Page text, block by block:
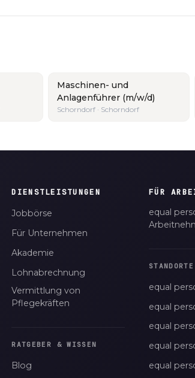
Maschinen- und
Anlagenführer (m/w/d)
Schorndorf · Schorndorf
DIENSTLEISTUNGEN
Jobbörse
Für Unternehmen
Akademie
Lohnabrechnung
Vermittlung von
Pflegekräften
RATGEBER & WISSEN
Blog
FÜR
equal
STANDORTE
equal
equal
equal
equal
equal